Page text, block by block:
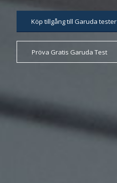
Köp tillgång till Garuda tester
Pröva Gratis Garuda Test